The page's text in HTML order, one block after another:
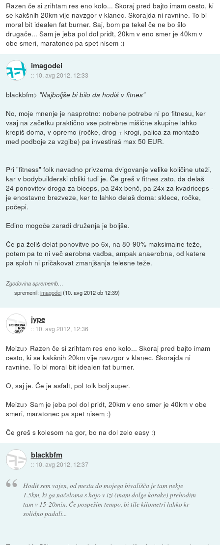
Razen če si zrihtam res eno kolo... Skoraj pred bajto imam cesto, ki
se kakšnih 20km vije navzgor v klanec. Skorajda ni ravnine. To bi
moral bit idealen fat burner. Saj, bom pa tekel če ne bo šlo
drugače... Sam je jeba pol dol pridt, 20km v eno smer je 40km v
obe smeri, maratonec pa spet nisem :)
imagodei
:: 10. avg 2012, 12:33
blackbfm> "Najboljše bi bilo da hodiš v fitnes"
No, moje mnenje je nasprotno: nobene potrebe ni po fitnesu, ker
vsaj na začetku praktično vse potrebne mišične skupine lahko
krepiš doma, v opremo (ročke, drog + krogi, palica za montažo
med podboje za vzgibe) pa investiraš max 50 EUR.
Pri "fitness" folk navadno privzema dvigovanje velike količine uteži,
kar v bodybuilderski obliki tudi je. Če greš v fitnes zato, da delaš
24 ponovitev droga za biceps, pa 24x benč, pa 24x za kvadriceps -
je enostavno brezveze, ker to lahko delaš doma: sklece, ročke,
počepi.
Edino mogoče zaradi druženja je boljše.
Če pa želiš delat ponovitve po 6x, na 80-90% maksimalne teže,
potem pa to ni več aerobna vadba, ampak anaerobna, od katere
pa sploh ni pričakovat zmanjšanja telesne teže.
Zgodovina sprememb…
spremenil:imagodei(10. avg 2012 ob 12:39)
jype
:: 10. avg 2012, 12:36
Meizu> Razen če si zrihtam res eno kolo... Skoraj pred bajto imam
cesto, ki se kakšnih 20km vije navzgor v klanec. Skorajda ni
ravnine. To bi moral bit idealen fat burner.
O, saj je. Če je asfalt, pol tolk bolj super.
Meizu> Sam je jeba pol dol pridt, 20km v eno smer je 40km v obe
smeri, maratonec pa spet nisem :)
Če greš s kolesom na gor, bo na dol zelo easy :)
blackbfm
:: 10. avg 2012, 12:37
Hodit sem vajen, od mesta do mojega bivališča je tam nekje
1.5km, ki ga načeloma s hojo v izi (mam dolge korake) prehodim
tam v 15-20min. Če pospešim tempo, bi tile kilometri lahko kr
solidno padali...